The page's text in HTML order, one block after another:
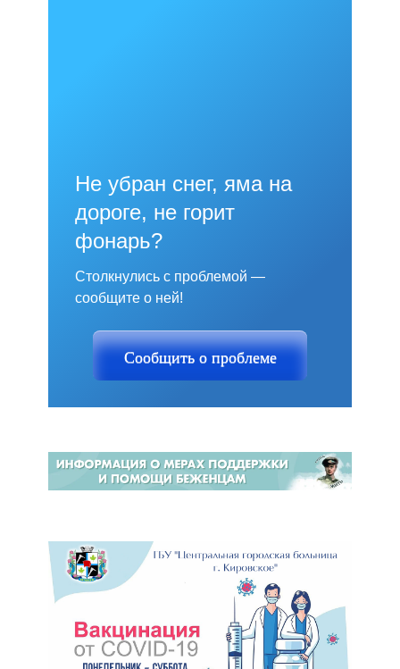
Не убран снег, яма на
дороге, не горит
фонарь?
Столкнулись с проблемой —
сообщите о ней!
Сообщить о проблеме